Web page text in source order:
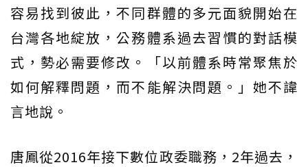
容易找到彼此，不同群體的多元面貌開始在
台灣各地綻放，公務體系過去習慣的對話模
式，勢必需要修改。「以前體系時常聚焦於
如何解釋問題，而不能解決問題。」她不諱
言地說。
唐鳳從2016年接下數位政委職務，2年過去，